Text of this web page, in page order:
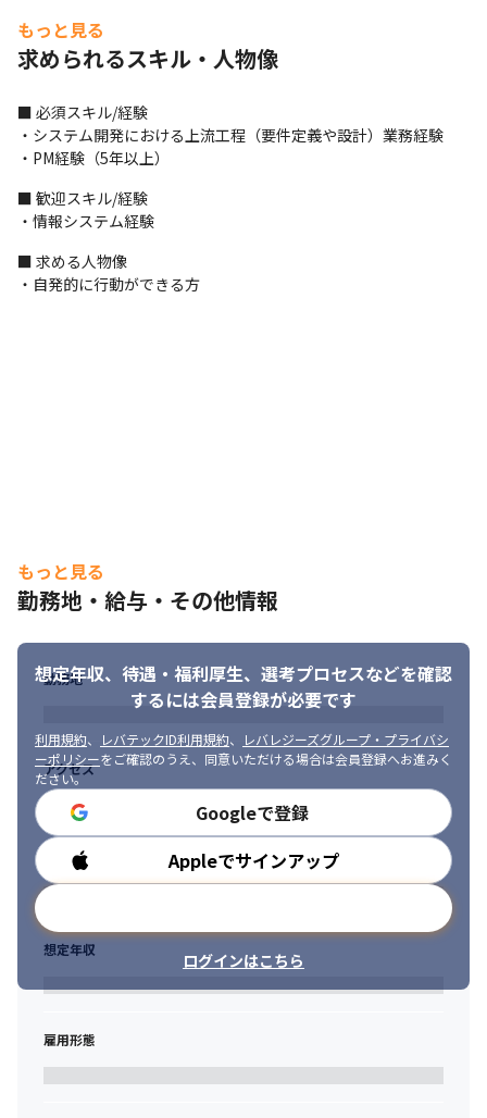
もっと見る
求められるスキル・人物像
■ 必須スキル/経験
・システム開発における上流工程（要件定義や設計）業務経験
・PM経験（5年以上）
■ 歓迎スキル/経験
・情報システム経験
■ 求める人物像
・自発的に行動ができる方
もっと見る
勤務地・給与・その他情報
想定年収、待遇・福利厚生、 選考プロセスなどを確認
するには会員登録が必要です
利用規約、 レバテックID利用規約、
レバレジーズグループ・プライバシ
ーポリシーをご確認のうえ、同意いただける場合は会員登録へお進みく
ださい。
Googleで登録
Appleでサインアップ
ログインはこちら
勤務地
アクセス
勤務時間
想定年収
雇用形態